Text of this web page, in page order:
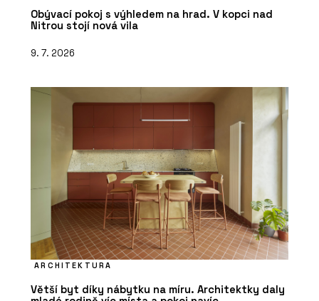
Obývací pokoj s výhledem na hrad. V kopci nad
Nitrou stojí nová vila
9. 7. 2026
ARCHITEKTURA
Větší byt díky nábytku na míru. Architektky daly